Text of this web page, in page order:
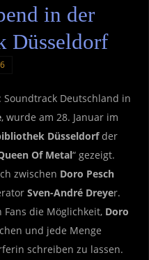
in der
Düsseldorf
Soundtrack Deutschland in
, wurde am 28. Januar im
Düsseldorfder
Of Metal“ gezeigt.
zwischen Doro Pesch
Sven-André Dreyer.
die Möglichkeit, Doro
und jede Menge
schreiben zu lassen.